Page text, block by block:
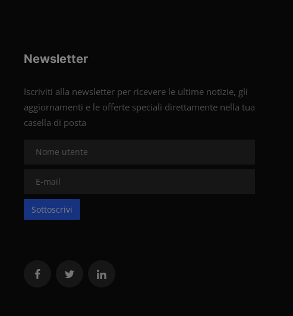
Newsletter
Iscriviti alla newsletter per ricevere le ultime notizie, gli
aggiornamenti e le offerte speciali direttamente nella tua
casella di posta
Sottoscrivi